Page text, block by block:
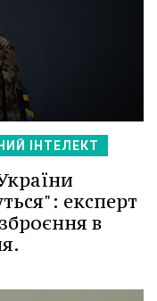
ІНТЕЛЕКТ
експерт
в